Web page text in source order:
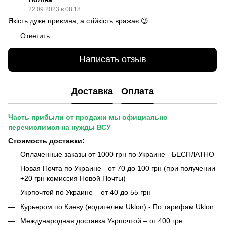
22.09.2023 в 08:18
Якість дуже приємна, а стійкість вражає 😉
Ответить
Написать отзыв
Доставка Оплата
Часть прибыли от продажи мы официально
перечислимся на нужды ВСУ
Стоимость доставки:
Оплаченные заказы от 1000 грн по Украине - БЕСПЛАТНО
Новая Почта по Украине - от 70 до 100 грн (при получении
+20 грн комиссия Новой Почты)
Укрпочтой по Украине – от 40 до 55 грн
Курьером по Киеву (водителем Uklon) - По тарифам Uklon
Международная доставка Укрпочтой – от 400 грн